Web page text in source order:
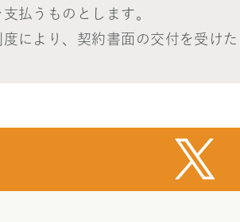
払うものとします。
により、契約書面の交付を受け